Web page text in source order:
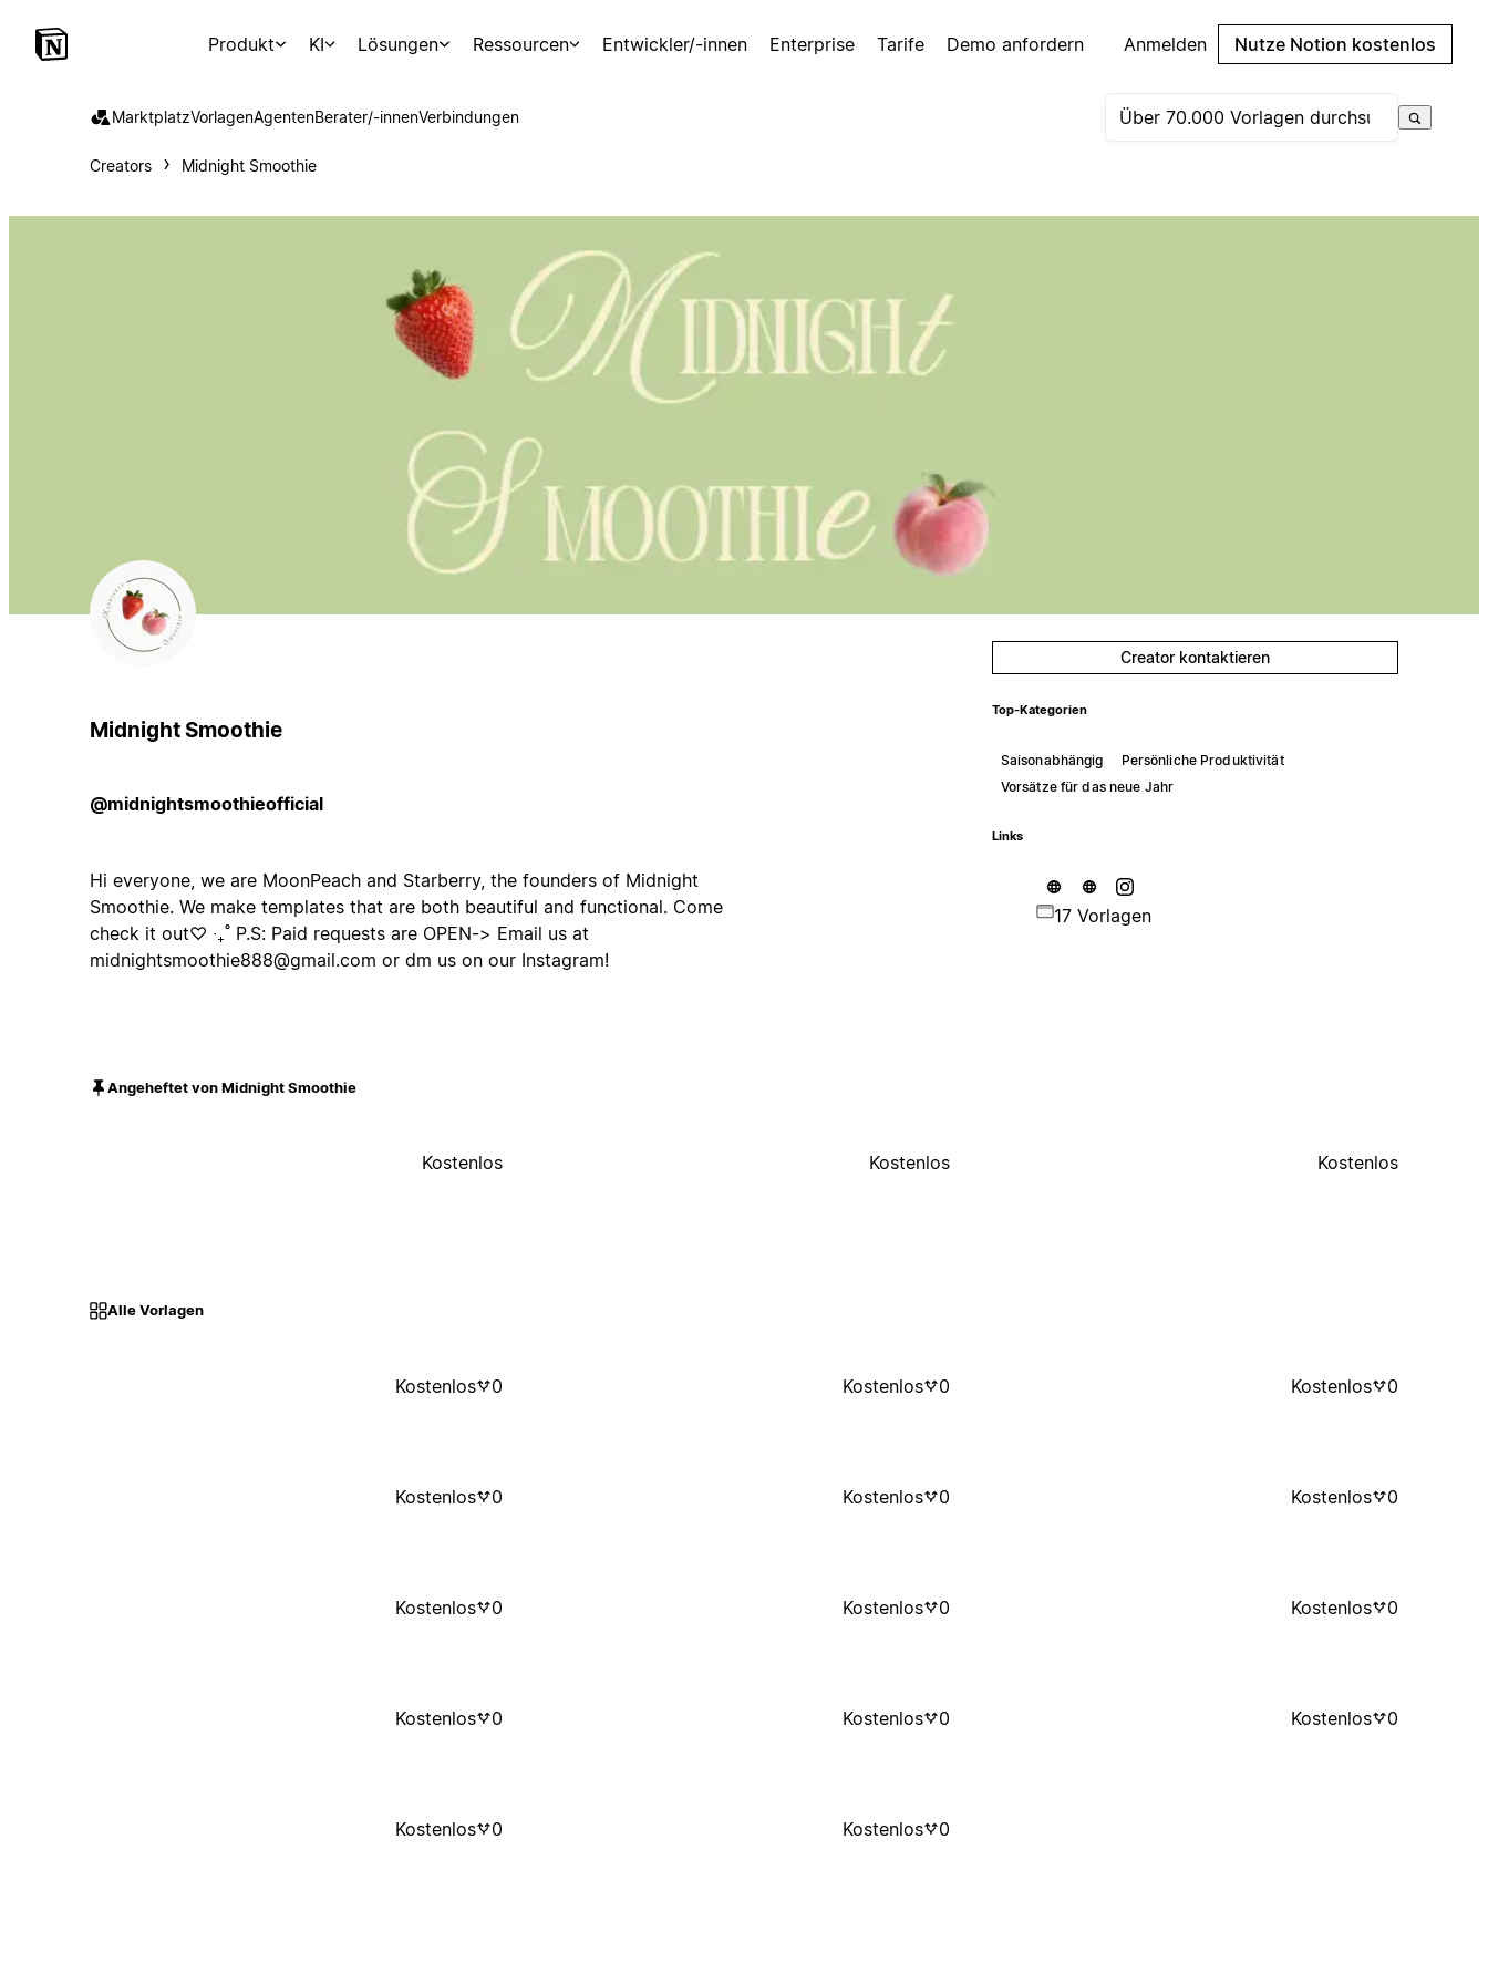
Produkt KI Lösungen Ressourcen Entwickler/-innen Enterprise Tarife Demo anfordern Anmelden Nutze Notion kostenlos
MarktplatzVorlagenAgentenBerater/-innenVerbindungen
Creators Midnight Smoothie
Midnight Smoothie
@midnightsmoothieofficial
Hi everyone, we are MoonPeach and Starberry, the founders of Midnight
Smoothie. We make templates that are both beautiful and functional. Come
check it out♡ ‧₊˚ P.S: Paid requests are OPEN-> Email us at
midnightsmoothie888@gmail.com or dm us on our Instagram!
Creator kontaktieren
Top-Kategorien
Saisonabhängig
Persönliche Produktivität
Vorsätze für das neue Jahr
Links
17 Vorlagen
Angeheftet von Midnight Smoothie
Kostenlos Kostenlos Kostenlos
Alle Vorlagen
Kostenlos 0 Kostenlos 0 Kostenlos 0
Kostenlos 0 Kostenlos 0 Kostenlos 0
Kostenlos 0 Kostenlos 0 Kostenlos 0
Kostenlos 0 Kostenlos 0 Kostenlos 0
Kostenlos 0 Kostenlos 0